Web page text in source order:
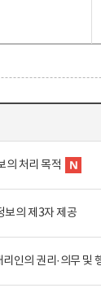
의 처리 목적
보의 제3자 제공
인의 권리·의무 및